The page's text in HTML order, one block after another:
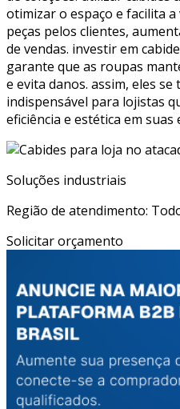
otimizar o espaço e facilita a
peças pelos clientes,
de vendas. investir em
garante que as roupas
e evita danos. assim, eles
indispensável para lojistas
eficiência e estética em suas
Soluções industriais
Região de atendimento:
Solicitar orçamento